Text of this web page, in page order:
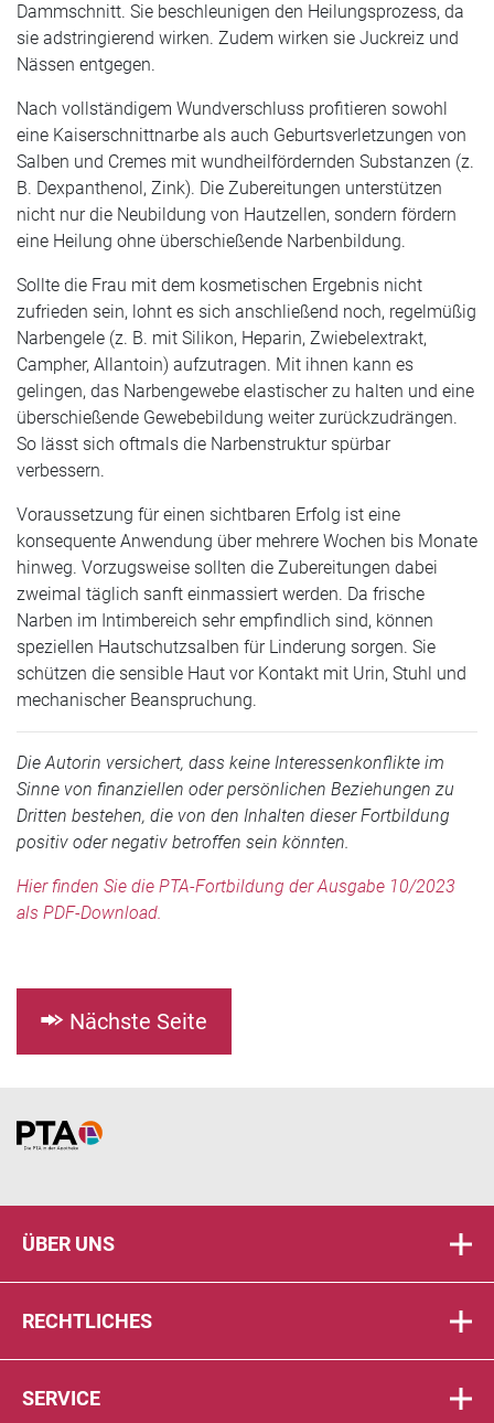
Dammschnitt. Sie beschleunigen den Heilungsprozess, da
sie adstringierend wirken. Zudem wirken sie Juckreiz und
Nässen entgegen.
Nach vollständigem Wundverschluss profitieren sowohl
eine Kaiserschnittnarbe als auch Geburtsverletzungen von
Salben und Cremes mit wundheilfördernden Substanzen (z.
B. Dexpanthenol, Zink). Die Zubereitungen unterstützen
nicht nur die Neubildung von Hautzellen, sondern fördern
eine Heilung ohne überschießende Narbenbildung.
Sollte die Frau mit dem kosmetischen Ergebnis nicht
zufrieden sein, lohnt es sich anschließend noch, regelmüßig
Narbengele (z. B. mit Silikon, Heparin, Zwiebelextrakt,
Campher, Allantoin) aufzutragen. Mit ihnen kann es
gelingen, das Narbengewebe elastischer zu halten und eine
überschießende Gewebebildung weiter zurückzudrängen.
So lässt sich oftmals die Narbenstruktur spürbar
verbessern.
Voraussetzung für einen sichtbaren Erfolg ist eine
konsequente Anwendung über mehrere Wochen bis Monate
hinweg. Vorzugsweise sollten die Zubereitungen dabei
zweimal täglich sanft einmassiert werden. Da frische
Narben im Intimbereich sehr empfindlich sind, können
speziellen Hautschutzsalben für Linderung sorgen. Sie
schützen die sensible Haut vor Kontakt mit Urin, Stuhl und
mechanischer Beanspruchung.
Die Autorin versichert, dass keine Interessenkonflikte im
Sinne von finanziellen oder persönlichen Beziehungen zu
Dritten bestehen, die von den Inhalten dieser Fortbildung
positiv oder negativ betroffen sein könnten.
Hier finden Sie die PTA-Fortbildung der Ausgabe 10/2023
als PDF-Download.
Nächste Seite
Home
ÜBER UNS
RECHTLICHES
SERVICE